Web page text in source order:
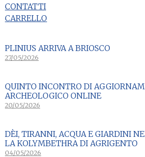
CONTATTI
CARRELLO
PLINIUS ARRIVA A BRIOSCO
27/05/2026
QUINTO INCONTRO DI
ARCHEOLOGICO ONLINE
20/05/2026
DÈI, TIRANNI, ACQUA E GIARDINI
LA KOLYMBETHRA DI AGRIGENTO
04/05/2026